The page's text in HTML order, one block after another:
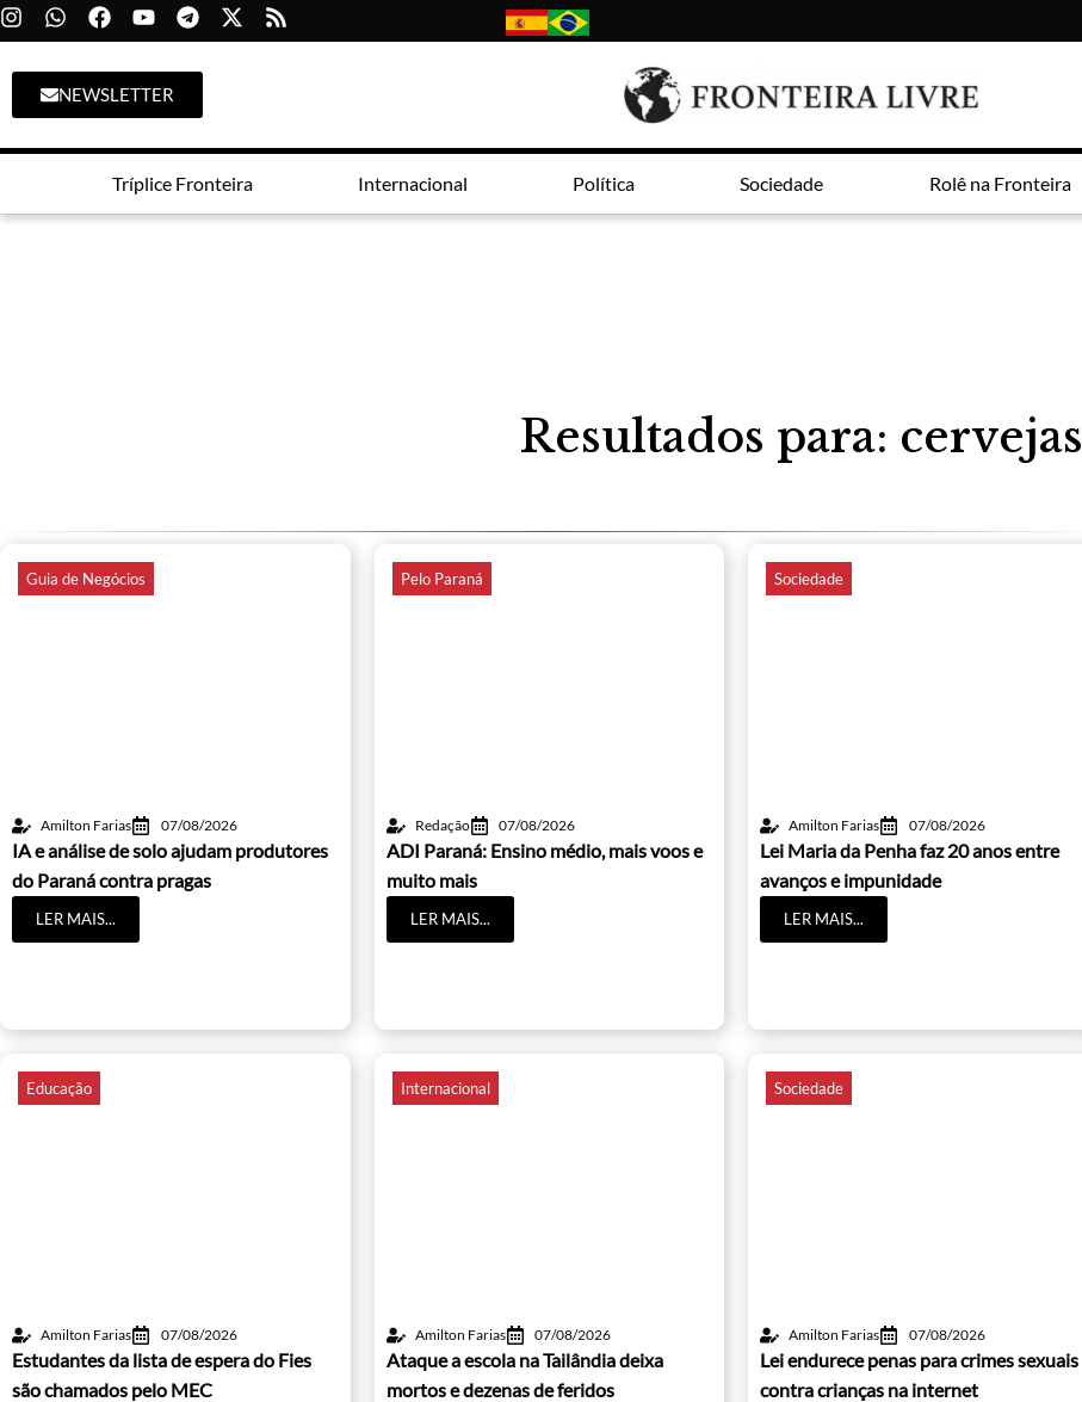
NEWSLETTER
Tríplice Fronteira Internacional Política Sociedade Rolê na Fronteira
Resultados para: cervejas
Guia de Negócios
Amilton Farias 07/08/2026
IA e análise de solo ajudam produtores
do Paraná contra pragas
LER MAIS...
Pelo Paraná
Redação 07/08/2026
ADI Paraná: Ensino médio, mais voos e
muito mais
LER MAIS...
Sociedade
Amilton Farias 07/08/2026
Lei Maria da Penha faz 20 anos entre
avanços e impunidade
LER MAIS...
Educação
Amilton Farias 07/08/2026
Estudantes da lista de espera do Fies
são chamados pelo MEC
Internacional
Amilton Farias 07/08/2026
Ataque a escola na Tailândia deixa
mortos e dezenas de feridos
Sociedade
Amilton Farias 07/08/2026
Lei endurece penas para crimes sexuais
contra crianças na internet